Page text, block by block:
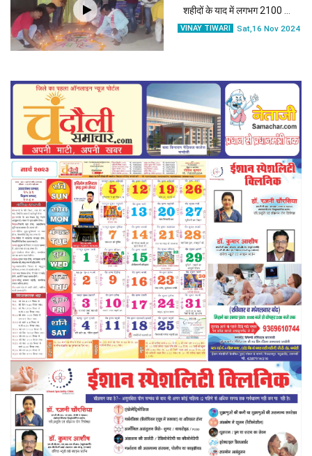
शहीदों के याद में लगभग 2100 दीप
जलाकर स्मारक को प्रकाशित
VINAY TIWARI Sat,16 Nov 2024